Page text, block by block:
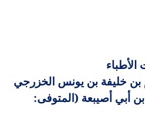
خليفة بن يونس الخزرجي
أبي أصيبعة (المتوفى: